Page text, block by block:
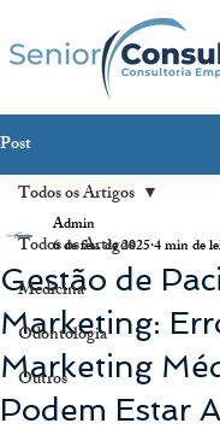
Post
Todos os Artigos
Medicina
Odontologia
Outros
Todos os Artigos
Gestão de
Marketing:
Marketing
Podem Estar
Admin
6 de fev. de 20254 min de